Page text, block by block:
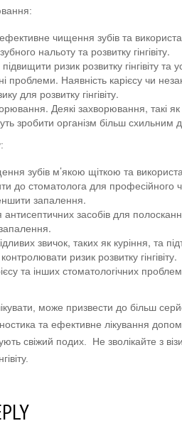
чищення зубів та
нальоту та розвитку гінгівіту.
ризик розвитку гінгівіту та
проблеми. Наявність карієсу чи
для розвитку гінгівіту.
Деякі захворювання, такі
зробити організм більш схильним
зубів м’якою щіткою та
до стоматолога для
запалення.
антисептичних засобів для
звичок, таких як куріння, та
ризик розвитку гінгівіту.
та інших стоматологічних
лікувати, може призвести до більш
та ефективне лікування
свіжий подих. Не зволікайте з